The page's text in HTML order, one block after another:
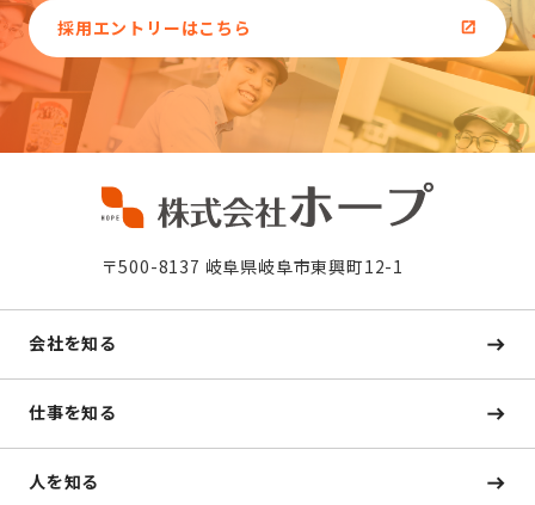
採用エントリーはこちら
〒500-8137 岐阜県岐阜市東興町12-1
会社を知る
仕事を知る
人を知る